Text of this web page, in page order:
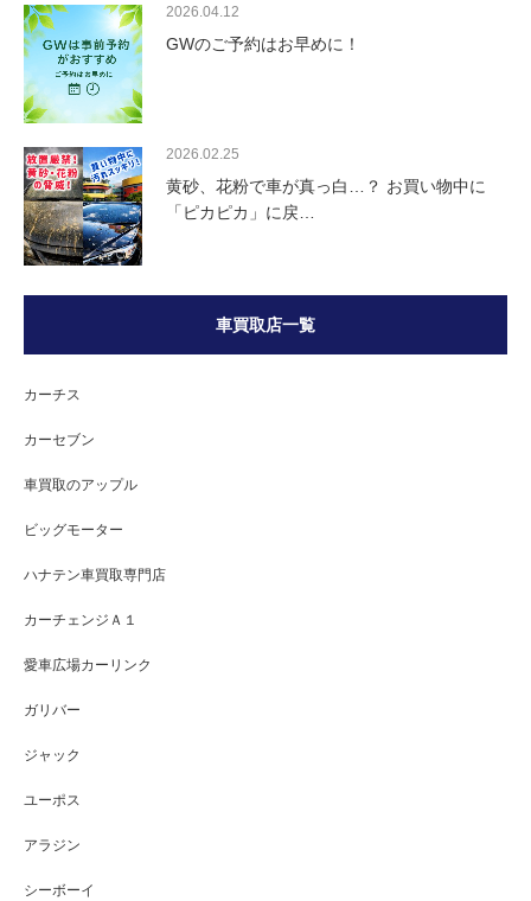
2026.04.12
GWのご予約はお早めに！
2026.02.25
黄砂、花粉で車が真っ白…？ お買い物中に
「ピカピカ」に戻…
車買取店一覧
カーチス
カーセブン
車買取のアップル
ビッグモーター
ハナテン車買取専門店
カーチェンジＡ１
愛車広場カーリンク
ガリバー
ジャック
ユーポス
アラジン
シーボーイ